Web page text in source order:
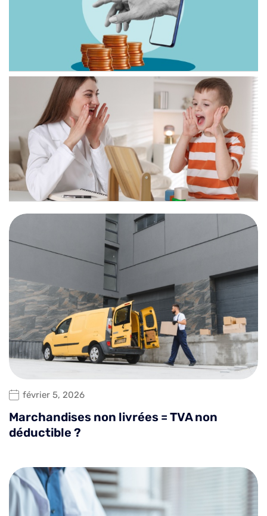
février 5, 2026
Marchandises non livrées = TVA non
déductible ?